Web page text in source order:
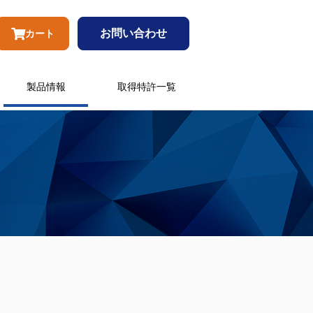
カート お問い合わせ
製品情報 取得特許一覧